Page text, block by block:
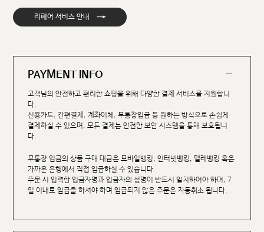
리페어 서비스 안내 →
PAYMENT INFO
고객님의 안전하고 편리한 쇼핑을 위해 다양한 결제 서비스를 지원합니
다.
신용카드, 간편결제, 계좌이체, 무통장입금 등 원하는 방식으로 손쉽게
결제하실 수 있으며, 모든 결제는 안전한 보안 시스템을 통해 보호됩니
다.
무통장 입금의 상품 구매 대금은 모바일뱅킹, 인터넷뱅킹, 텔레뱅킹 혹은
가까운 은행에서 직접 입금하실 수 있습니다.
주문 시 입력한 입금자명과 입금자의 성명이 반드시 일치하여야 하며, 7
일 이내로 입금을 하셔야 하며 입금되지 않은 주문은 자동취소 됩니다.